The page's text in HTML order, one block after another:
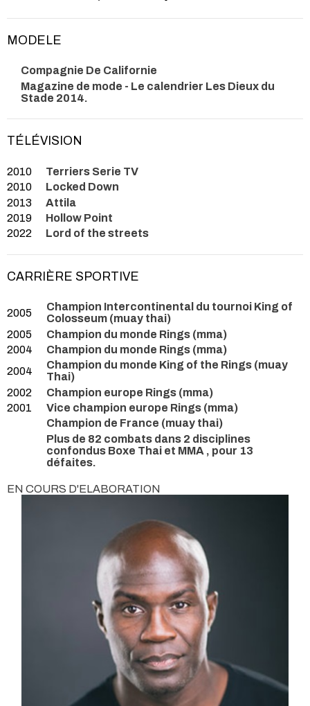
MODELE
Compagnie De Californie
Magazine de mode - Le calendrier Les Dieux du
Stade 2014.
TÉLÉVISION
2010
Terriers Serie TV
2010
Locked Down
2013
Attila
2019
Hollow Point
2022
Lord of the streets
CARRIÈRE SPORTIVE
2005
Champion Intercontinental du tournoi King of
Colosseum (muay thai)
2005
Champion du monde Rings (mma)
2004
Champion du monde Rings (mma)
2004
Champion du monde King of the Rings (muay
Thai)
2002
Champion europe Rings (mma)
2001
Vice champion europe Rings (mma)
Champion de France (muay thai)
Plus de 82 combats dans 2 disciplines
confondus Boxe Thai et MMA , pour 13
défaites.
EN COURS D'ELABORATION